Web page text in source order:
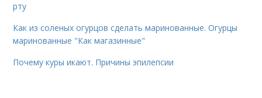
рту
Как из соленых огурцов сделать маринованные. Огурцы
маринованные "Как магазинные"
Почему куры икают. Причины эпилепсии